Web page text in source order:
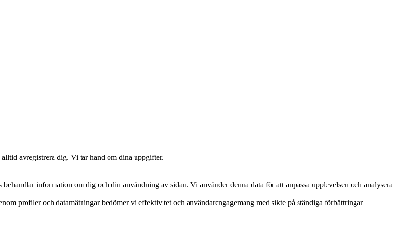
avregistrera dig. Vi tar hand om dina uppgifter.
information om dig och din användning av sidan. Vi använder denna data för att anpassa upplevelsen och analysera
profiler och datamätningar bedömer vi effektivitet och användarengagemang med sikte på ständiga förbättringar